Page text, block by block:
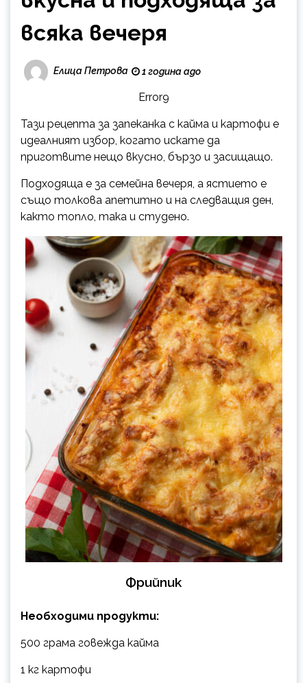
всяка вечеря
Елица Петрова 1 година ago
Error9
Тази рецепта за запеканка с кайма и картофи е
идеалният избор, когато искате да
приготвите нещо вкусно, бързо и засищащо.
Подходяща е за семейна вечеря, а ястието е
също толкова апетитно и на следващия ден,
както топло, така и студено.
Фрийпик
Необходими продукти:
500 грама говежда кайма
1 кг картофи